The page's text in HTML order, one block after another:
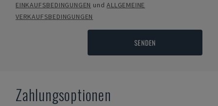
EINKAUFSBEDINGUNGEN undALLGEMEINE
VERKAUFSBEDINGUNGEN
SENDEN
Zahlungsoptionen